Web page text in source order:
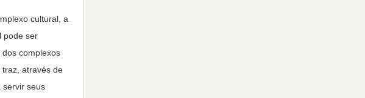
cultural, a
pode ser
complexos
através de
servir seus